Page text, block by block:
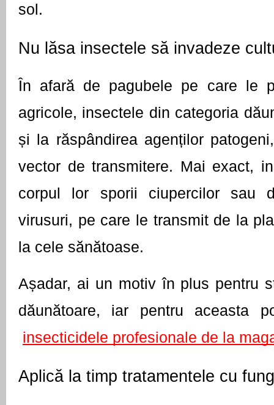
sol.
Nu lăsa insectele să invadeze
În afară de pagubele pe care le
agricole, insectele din categoria
și la răspândirea agenților
vector de transmitere. Mai exact,
corpul lor sporii ciupercilor sau
virusuri, pe care le transmit de la
la cele sănătoase.
Așadar, ai un motiv în plus pentru
dăunătoare, iar pentru aceasta
insecticidele profesionale de la
Aplică la timp tratamentele cu